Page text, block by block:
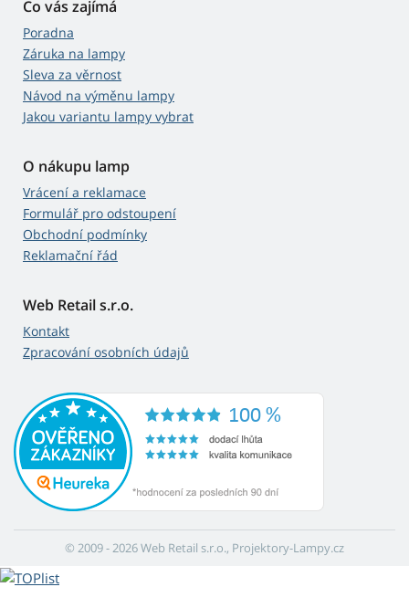
Co vás zajímá
Poradna
Záruka na lampy
Sleva za věrnost
Návod na výměnu lampy
Jakou variantu lampy vybrat
O nákupu lamp
Vrácení a reklamace
Formulář pro odstoupení
Obchodní podmínky
Reklamační řád
Web Retail s.r.o.
Kontakt
Zpracování osobních údajů
© 2009 - 2026 Web Retail s.r.o., Projektory-Lampy.cz